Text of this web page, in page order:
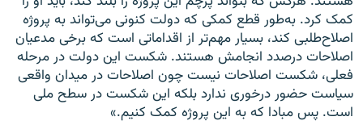
کمک کرد. به‌طور قطع کمکی که دولت کنونی می‌تواند به پروژه
اصلاح‌طلبی کند، بسیار مهم‌تر از اقداماتی است که برخی مدعیان
اصلاحات درصدد انجامش هستند. شکست این دولت در مرحله
فعلی، شکست اصلاحات نیست چون اصلاحات در میدان واقعی
سیاست حضور درخوری ندارد بلکه این شکست در سطح ملی
است. پس مبادا که به این پروژه کمک کنیم.»